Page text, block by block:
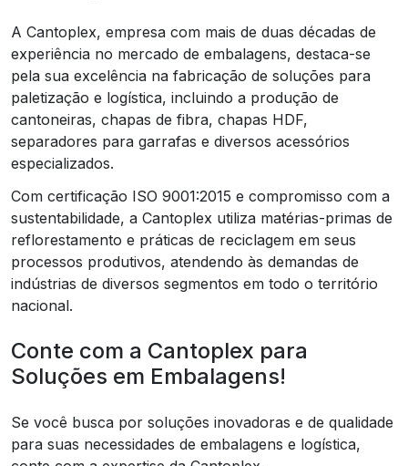
A Cantoplex, empresa com mais de duas décadas de
experiência no mercado de embalagens, destaca-se
pela sua excelência na fabricação de soluções para
paletização e logística, incluindo a produção de
cantoneiras, chapas de fibra, chapas HDF,
separadores para garrafas e diversos acessórios
especializados.
Com certificação ISO 9001:2015 e compromisso com a
sustentabilidade, a Cantoplex utiliza matérias-primas de
reflorestamento e práticas de reciclagem em seus
processos produtivos, atendendo às demandas de
indústrias de diversos segmentos em todo o território
nacional.
Conte com a Cantoplex para
Soluções em Embalagens!
Se você busca por soluções inovadoras e de qualidade
para suas necessidades de embalagens e logística,